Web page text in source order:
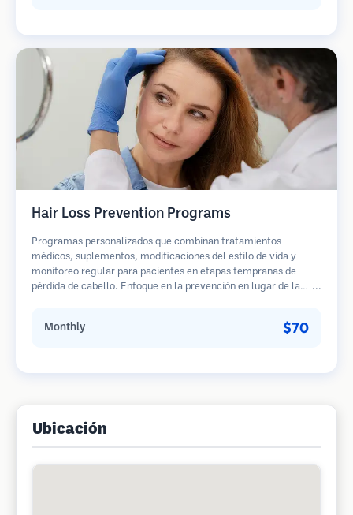
Hair Loss Prevention Programs
Programas personalizados que combinan tratamientos
médicos, suplementos, modificaciones del estilo de vida y
monitoreo regular para pacientes en etapas tempranas de
pérdida de cabello. Enfoque en la prevención en lugar de la
Monthly $70
Ubicación